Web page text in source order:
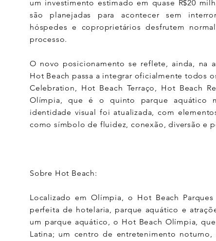
um investimento estimado em quase R$20
são planejadas para acontecer sem
hóspedes e coproprietários desfrutem
processo.
O novo posicionamento se reflete, ainda, na
Hot Beach passa a integrar oficialmente todos
Celebration, Hot Beach Terraço, Hot Beach
Olímpia, que é o quinto parque aquático
identidade visual foi atualizada, com
como símbolo de fluidez, conexão, diversão e
Sobre Hot Beach:
Localizado em Olímpia, o Hot Beach
perfeita de hotelaria, parque aquático e
um parque aquático, o Hot Beach Olímpia,
Latina; um centro de entretenimento noturno,